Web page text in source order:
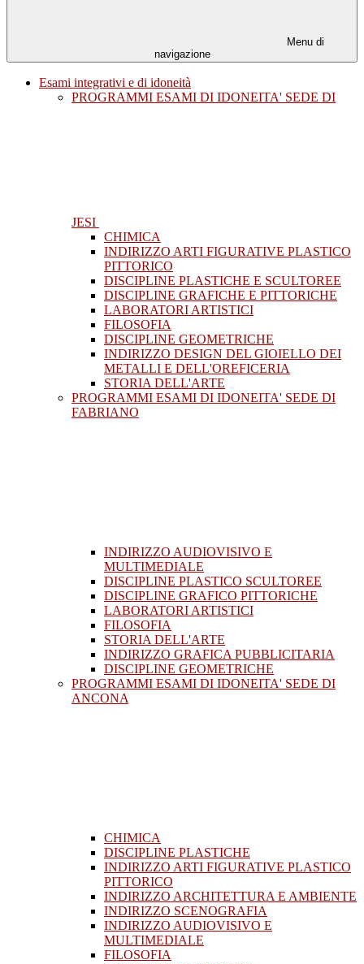
Menu di
navigazione
Esami integrativi e di idoneità
PROGRAMMI ESAMI DI IDONEITA' SEDE DI
JESI
CHIMICA
INDIRIZZO ARTI FIGURATIVE PLASTICO
PITTORICO
DISCIPLINE PLASTICHE E SCULTOREE
DISCIPLINE GRAFICHE E PITTORICHE
LABORATORI ARTISTICI
FILOSOFIA
DISCIPLINE GEOMETRICHE
INDIRIZZO DESIGN DEL GIOIELLO DEI
METALLI E DELL'OREFICERIA
STORIA DELL'ARTE
PROGRAMMI ESAMI DI IDONEITA' SEDE DI
FABRIANO
INDIRIZZO AUDIOVISIVO E
MULTIMEDIALE
DISCIPLINE PLASTICO SCULTOREE
DISCIPLINE GRAFICO PITTORICHE
LABORATORI ARTISTICI
FILOSOFIA
STORIA DELL'ARTE
INDIRIZZO GRAFICA PUBBLICITARIA
DISCIPLINE GEOMETRICHE
PROGRAMMI ESAMI DI IDONEITA' SEDE DI
ANCONA
CHIMICA
DISCIPLINE PLASTICHE
INDIRIZZO ARTI FIGURATIVE PLASTICO
PITTORICO
INDIRIZZO ARCHITETTURA E AMBIENTE
INDIRIZZO SCENOGRAFIA
INDIRIZZO AUDIOVISIVO E
MULTIMEDIALE
FILOSOFIA